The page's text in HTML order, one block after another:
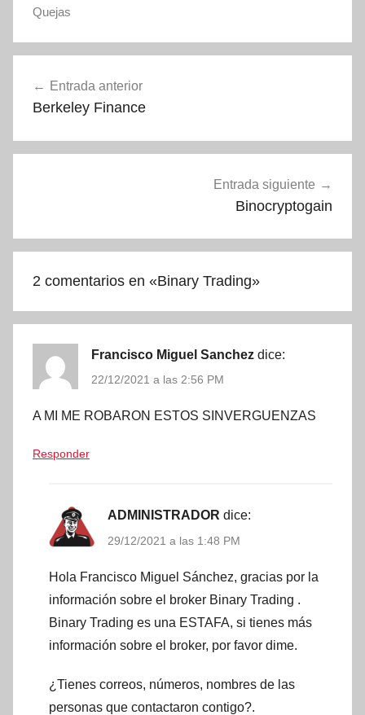
Quejas
de
Entrada anterior
Berkeley Finance
Entrada siguiente
Binocryptogain
2 comentarios en «Binary Trading»
Francisco Miguel Sanchez dice:
22/12/2021 a las 2:56 PM
A MI ME ROBARON ESTOS SINVERGUENZAS
Responder
ADMINISTRADOR dice:
29/12/2021 a las 1:48 PM
Hola Francisco Miguel Sánchez, gracias por la
información sobre el broker Binary Trading .
Binary Trading es una ESTAFA, si tienes más
información sobre el broker, por favor dime.
¿Tienes correos, números, nombres de las
personas que contactaron contigo?.